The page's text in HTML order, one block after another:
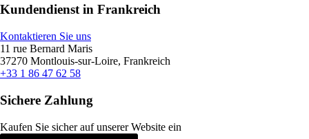
Kundendienst in Frankreich
Kontaktieren Sie uns
11 rue Bernard Maris
37270 Montlouis-sur-Loire, Frankreich
+33 1 86 47 62 58
Sichere Zahlung
Kaufen Sie sicher auf unserer Website ein